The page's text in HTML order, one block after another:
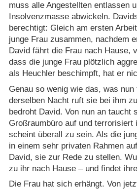
muss alle Angestellten entlassen
Insolvenzmasse abwickeln.
berechtigt: Gleich am ersten
junge Frau zusammen, nachdem
David fährt die Frau nach Hause,
dass die junge Frau plötzlich
als Heuchler beschimpft, hat er
Genau so wenig wie das, was
derselben Nacht ruft sie bei ihm
bedroht David. Von nun an taucht
Großraumbüro auf und terrorisiert
scheint überall zu sein. Als die
in einem sehr privaten Rahmen
David, sie zur Rede zu stellen.
zu ihr nach Hause – und findet
Die Frau hat sich erhängt. Von